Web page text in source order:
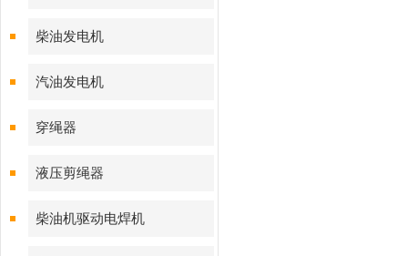
柴油发电机
汽油发电机
穿绳器
液压剪绳器
柴油机驱动电焊机